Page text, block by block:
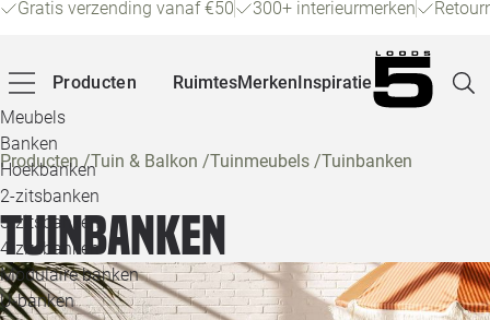
Gratis verzending vanaf €50 300+ interieurmerken
Producten
Meubels
Banken
Hoekbanken
2-zitsbanken
3-zitsbanken
4-zitsbanken
Modulaire banken
U-banken
RuimtesMerkenInspiratie
Producten/Tuin & Balkon /Tuinmeubels /Tuinbanken
Tuinbanken